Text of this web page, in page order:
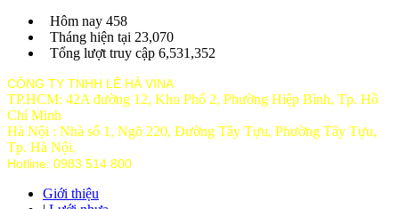
Hôm nay 458
Tháng hiện tại 23,070
Tổng lượt truy cập 6,531,352
CÔNG TY TNHH LÊ HÀ VINA
TP.HCM: 42A đường 12, Khu Phố 2, Phường Hiệp Bình, Tp. Hồ
Chí Minh
Hà Nội : Nhà số 1, Ngõ 220, Đường Tây Tựu, Phường Tây Tựu,
Tp. Hà Nội.
Hotline: 0983 514 800
Giới thiệu